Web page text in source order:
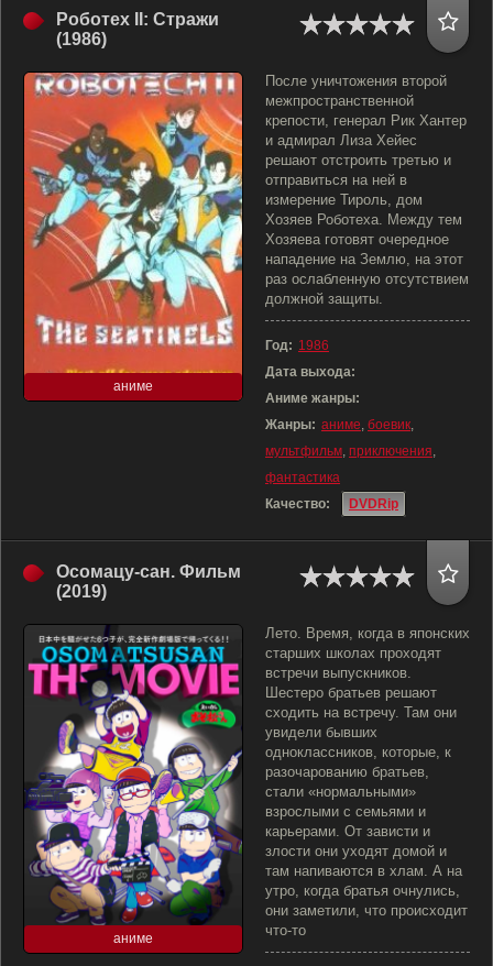
Роботех II: Стражи
(1986)
аниме
После уничтожения второй
межпространственной
крепости, генерал Рик Хантер
и адмирал Лиза Хейес
решают отстроить третью и
отправиться на ней в
измерение Тироль, дом
Хозяев Роботеха. Между тем
Хозяева готовят очередное
нападение на Землю, на этот
раз ослабленную отсутствием
должной защиты.
Год: 1986
Дата выхода:
Аниме жанры:
Жанры: аниме, боевик,
мультфильм, приключения,
фантастика
Качество:
DVDRip
Осомацу-сан. Фильм
(2019)
аниме
Лето. Время, когда в японских
старших школах проходят
встречи выпускников.
Шестеро братьев решают
сходить на встречу. Там они
увидели бывших
одноклассников, которые, к
разочарованию братьев,
стали «нормальными»
взрослыми с семьями и
карьерами. От зависти и
злости они уходят домой и
там напиваются в хлам. А на
утро, когда братья очнулись,
они заметили, что происходит
что-то